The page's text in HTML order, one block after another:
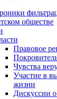
обществе
Правовое
Чувства
Участие в
жизни
Дискуссии